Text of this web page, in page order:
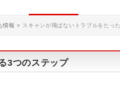
情報 » スキャンが飛ばないトラブルをたっ
3つのステップ